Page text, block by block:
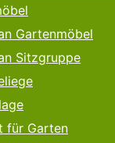
Gartenmöbel
Sitzgruppe
für Garten